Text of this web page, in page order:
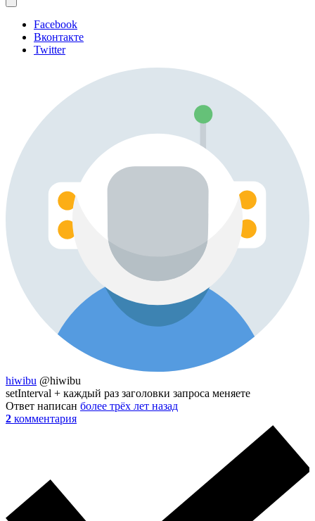
Facebook
Вконтакте
Twitter
hiwibu @hiwibu
setInterval + каждый раз заголовки запроса меняете
Ответ написан более трёх лет назад
2 комментария